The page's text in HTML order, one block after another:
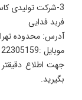
3-شرکت تولیدی کاسپین صنعت
فربد فدایی
آدرس: محدوده
موبایل :09122305159
جهت اطلاع دقیقتر
بگیرید.